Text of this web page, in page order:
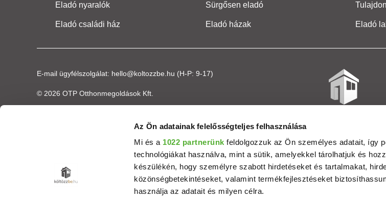
Az Ön adatainak felelősségteljes felhasználása
Mi és a 1022 partnerünk feldolgozzuk az Ön személyes adatait, így
technológiákat használva, mint a sütik, amelyekkel tárolhatjuk és
készülékén, hogy személyre szabott hirdetéseket és tartalmakat,
közönségbetekintéseket, valamint termékfejlesztéseket
használja az adatait és milyen célra.
Eladó nyaralók Sürgősen eladó
Eladó családi ház Eladó házak Eladó
E-mail ügyfélszolgálat: hello@koltozzbe.hu (H-P: 9-17)
© 2026 OTP Otthonmegoldások Kft.